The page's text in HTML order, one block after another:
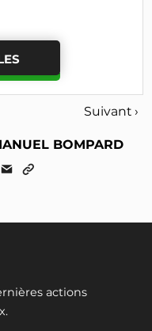
Suivant ›
BOMPARD
actions